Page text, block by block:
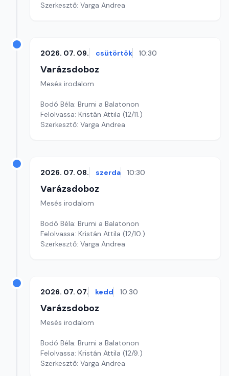
Szerkesztő: Varga Andrea
2026. 07. 09. csütörtök 10:30
Varázsdoboz
Mesés irodalom
Bodó Béla: Brumi a Balatonon
Felolvassa: Kristán Attila (12/11.)
Szerkesztő: Varga Andrea
2026. 07. 08. szerda 10:30
Varázsdoboz
Mesés irodalom
Bodó Béla: Brumi a Balatonon
Felolvassa: Kristán Attila (12/10.)
Szerkesztő: Varga Andrea
2026. 07. 07. kedd 10:30
Varázsdoboz
Mesés irodalom
Bodó Béla: Brumi a Balatonon
Felolvassa: Kristán Attila (12/9.)
Szerkesztő: Varga Andrea